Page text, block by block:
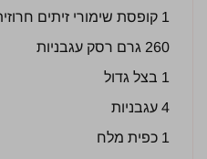
1 קופסת שימורי זיתים חרוזית
260 גרם רסק עגבניות
1 בצל גדול
4 עגבניות
1 כפית מלח